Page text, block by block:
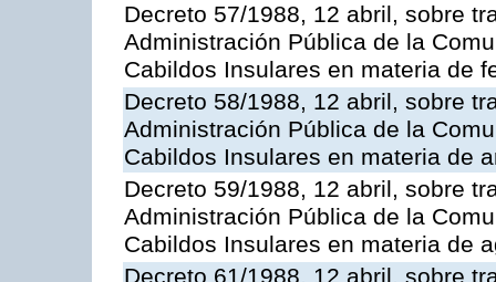
Decreto 57/1988, 12 abril, sobre
Administración Pública de la
Cabildos Insulares en materia de
Decreto 58/1988, 12 abril, sobre
Administración Pública de la
Cabildos Insulares en materia de
Decreto 59/1988, 12 abril, sobre
Administración Pública de la
Cabildos Insulares en materia de